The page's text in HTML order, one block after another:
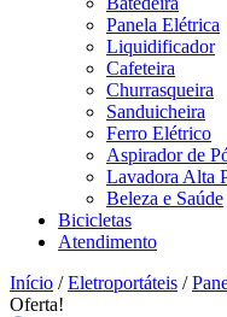
Panela Elétrica
Liquidificador
Cafeteira
Churrasqueira
Sanduicheira
Ferro Elétrico
Aspirador de
Lavadora Alta
Beleza e Saúde
Bicicletas
Atendimento
Início /Eletroportáteis /
Oferta!